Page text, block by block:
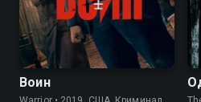
8.2 8.4
Воин